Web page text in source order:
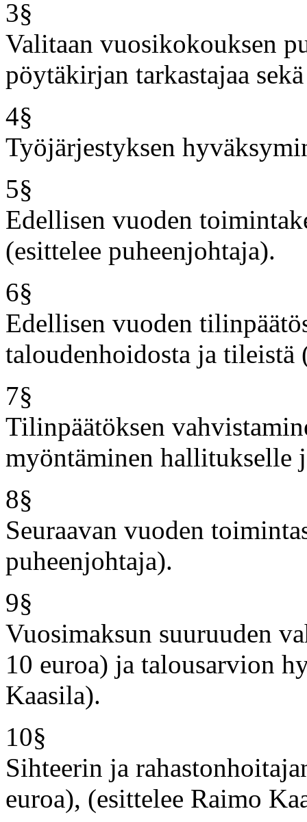
3§
Valitaan vuosikokouksen
pöytäkirjan tarkastajaa
4§
Työjärjestyksen
5§
Edellisen vuoden
(esittelee puheenjohtaja).
6§
Edellisen vuoden
taloudenhoidosta ja tileistä
7§
Tilinpäätöksen
myöntäminen hallitukselle
8§
Seuraavan vuoden
puheenjohtaja).
9§
Vuosimaksun suuruuden
10 euroa) ja talousarvion
Kaasila).
10§
Sihteerin ja
euroa), (esittelee Raimo